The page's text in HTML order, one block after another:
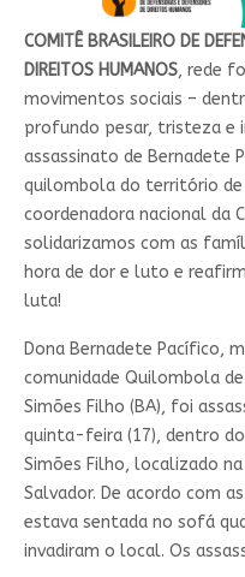
COMITÊ BRASILEIRO DE
DIREITOS HUMANOS, rede
movimentos sociais –
profundo pesar, tristeza e
assassinato de Bernadete
quilombola do território de
coordenadora nacional da
solidarizamos com as
hora de dor e luto e
luta!
Dona Bernadete Pacífico,
comunidade Quilombola
Simões Filho (BA), foi
quinta-feira (17), dentro
Simões Filho, localizado
Salvador. De acordo com
estava sentada no sofá
invadiram o local. Os